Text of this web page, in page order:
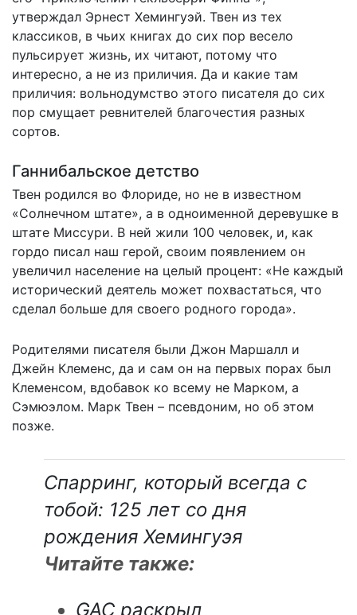
утверждал Эрнест Хемингуэй. Твен из тех
классиков, в чьих книгах до сих пор весело
пульсирует жизнь, их читают, потому что
интересно, а не из приличия. Да и какие там
приличия: вольнодумство этого писателя до сих
пор смущает ревнителей благочестия разных
сортов.
Ганнибальское детство
Твен родился во Флориде, но не в известном
«Солнечном штате», а в одноименной деревушке в
штате Миссури. В ней жили 100 человек, и, как
гордо писал наш герой, своим появлением он
увеличил население на целый процент: «Не каждый
исторический деятель может похвастаться, что
сделал больше для своего родного города».
Родителями писателя были Джон Маршалл и
Джейн Клеменс, да и сам он на первых порах был
Клеменсом, вдобавок ко всему не Марком, а
Сэмюэлом. Марк Твен – псевдоним, но об этом
позже.
Спарринг, который всегда с
тобой: 125 лет со дня
рождения Хемингуэя
Читайте также:
GAC раскрыл